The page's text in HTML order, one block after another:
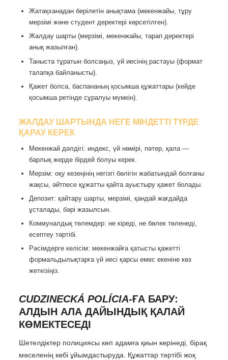
Жатақханадан берілетін анықтама (мекенжайы, тұру
мерзімі және студент деректері көрсетілген).
Жалдау шарты (мерзімі, мекенжайы, тарап деректері
анық жазылған).
Таныста тұратын болсаңыз, үй иесінің растауы (формат
талапқа байланысты).
Қажет болса, баспананың қосымша құжаттары (кейде
қосымша ретінде сұралуы мүмкін).
ЖАЛДАУ ШАРТЫНДА НЕГЕ МІНДЕТТІ ТҮРДЕ
ҚАРАУ КЕРЕК
Мекенжай дәлдігі: индекс, үй нөмірі, пәтер, қала —
барлық жерде бірдей болуы керек.
Мерзім: оқу кезеңінің негізгі бөлігін жабатындай болғаны
жақсы, әйтпесе құжатты қайта ауыстыру қажет болады.
Депозит: қайтару шарты, мерзімі, қандай жағдайда
ұсталады, бәрі жазылсын.
Коммуналдық төлемдер: не кіреді, не бөлек төленеді,
есептеу тәртібі.
Рәсімдерге келісім: мекенжайға қатысты қажетті
формальдылықтарға үй иесі қарсы емес екеніне көз
жеткізіңіз.
CUDZINECKÁ POLÍCIA-ҒА БАРУ:
АЛДЫН АЛА ДАЙЫНДЫҚ ҚАЛАЙ
КӨМЕКТЕСЕДІ
Шетелдіктер полициясы көп адамға қиын көрінеді, бірақ
мәселенің көбі ұйымдастыруда. Құжаттар тәртібі жоқ